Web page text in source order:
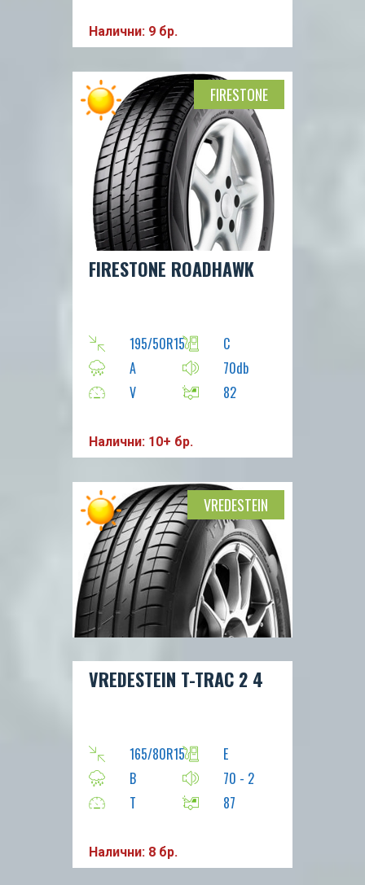
Налични: 9 бр.
FIRESTONE ROADHAWK
195/50R15
C
A
70db
V
82
Налични: 10+ бр.
FIRESTONE
VREDESTEIN T-TRAC 2 4
165/80R15
E
B
70 - 2
T
87
Налични: 8 бр.
VREDESTEIN